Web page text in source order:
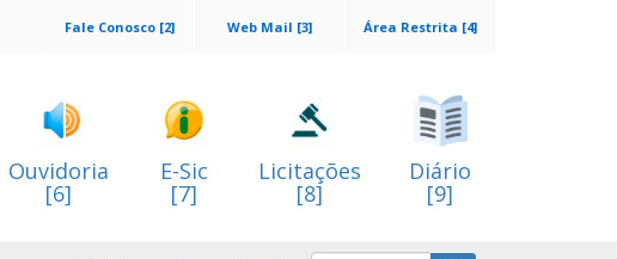
Área Restrita [4]
Web Mail [3]
Fale Conosco [2]
Ouvidoria
[6]
E-Sic
[7]
Licitações
[8]
Diário
[9]